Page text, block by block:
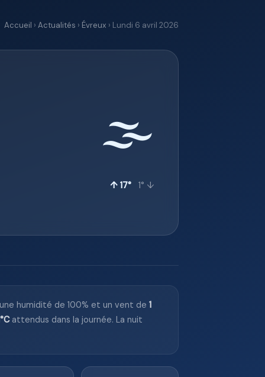
Accueil › Actualités › Évreux › Lundi 6 avril 2026
🌫️
↑ 17° 1° ↓
humidité de 100% et un vent de 1
attendus dans la journée. La nuit